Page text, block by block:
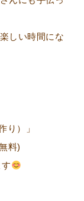
しい時間にな
）」
料)